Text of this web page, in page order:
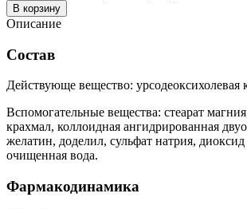
В корзину
Описание
Состав
Действующе вещество: урсодеоксихолевая
Вспомогательные вещества: стеарат
крахмал, коллоидная ангидрированная
желатин, доделил, сульфат натрия, диоксид
очищенная вода.
Фармакодинамика